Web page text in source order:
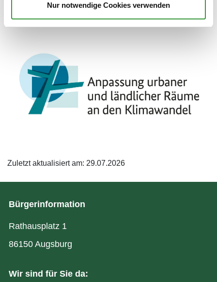
Nur notwendige Cookies verwenden
Zuletzt aktualisiert am: 29.07.2026
Bürgerinformation
Rathausplatz 1
86150 Augsburg
Wir sind für Sie da: